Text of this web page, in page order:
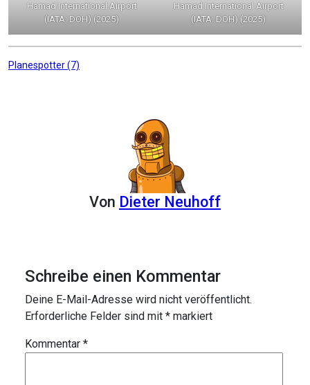
Hamad International Airport
(IATA: DOH) (2025)
Hamad International Airport
(IATA: DOH) (2025)
Beitragsnavigation
Planespotter (7)
Von Dieter Neuhoff
Schreibe einen Kommentar
Deine E-Mail-Adresse wird nicht veröffentlicht.
Erforderliche Felder sind mit * markiert
Kommentar *